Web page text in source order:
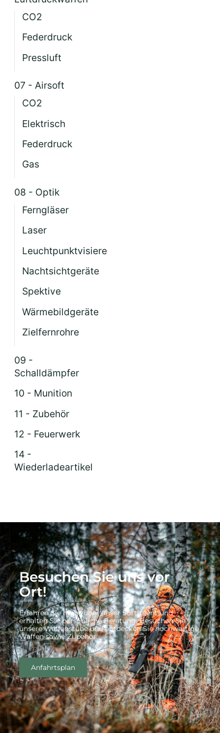
CO2
Federdruck
Pressluft
07 - Airsoft
CO2
Elektrisch
Federdruck
Gas
08 - Optik
Ferngläser
Laser
Leuchtpunktvisiere
Nachtsichtgeräte
Spektive
Wärmebildgeräte
Zielfernrohre
09 -
Schalldämpfer
10 - Munition
11 - Zubehör
12 - Feuerwerk
14 -
Wiederladeartikel
Besuchen Sie uns vor
Ort!
Erfahren Sie mehr über unser Sortiment und
erhalten Sie persönliche Beratung. Besuchen Sie
unsere Waffenstube und entdecken Sie hochwertige
Waffen sowie Zubehör.
Anfahrtsplan